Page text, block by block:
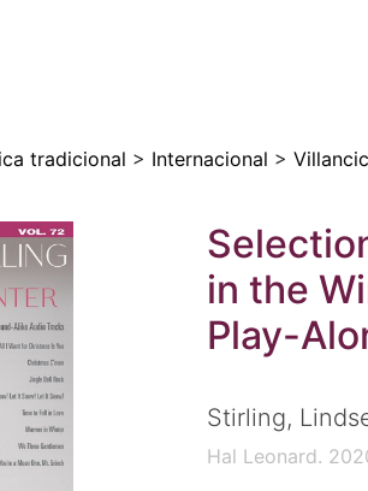
tradicional > Internacional >
in the
Play-
Stirling,
Hal Leonard.